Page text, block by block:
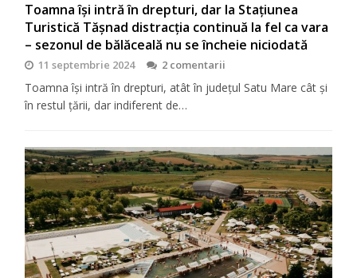
Toamna își intră în drepturi, dar la Stațiunea
Turistică Tășnad distracția continuă la fel ca vara
– sezonul de bălăceală nu se încheie niciodată
11 septembrie 2024 2 comentarii
Toamna își intră în drepturi, atât în județul Satu Mare cât și
în restul țării, dar indiferent de…